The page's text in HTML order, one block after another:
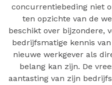
concurrentiebeding niet
ten opzichte van de
beschikt over bijzondere,
bedrijfsmatige kennis
nieuwe werkgever als
belang kan zijn. De
aantasting van zijn